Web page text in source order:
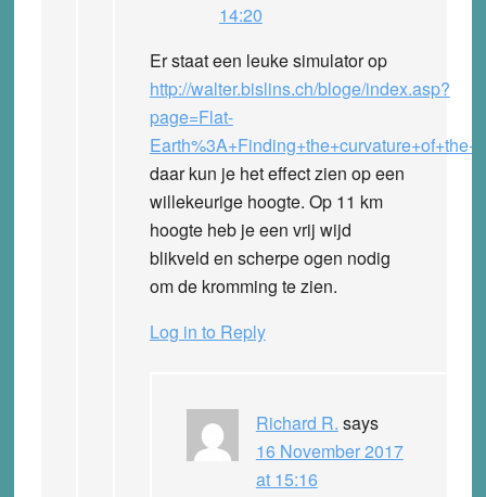
14:20
Er staat een leuke simulator op
http://walter.bislins.ch/bloge/index.asp?
page=Flat-
daar kun je het effect zien op een
willekeurige hoogte. Op 11 km
hoogte heb je een vrij wijd
blikveld en scherpe ogen nodig
om de kromming te zien.
Log in to Reply
Richard R. says
16 November 2017
at 15:16